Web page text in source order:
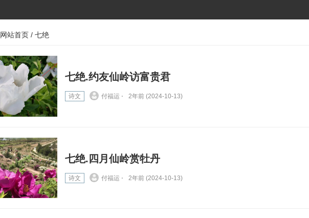
网站首页 / 七绝
七绝.约友仙岭访富贵君
诗文 付福运 ⋅ 2年前 (2024-10-13)
七绝.四月仙岭赏牡丹
诗文 付福运 ⋅ 2年前 (2024-10-13)